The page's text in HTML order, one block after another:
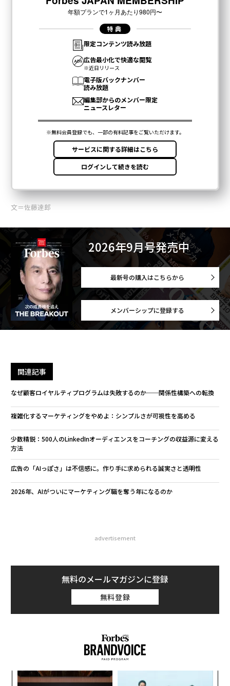
文＝佐藤達郎
2026年9月号発売中
最新号の購入はこちらから
メンバーシップに登録する
関連記事
なぜ顧客ロイヤルティプログラムは失敗するのか──関係性構築への転換
複雑化するマーケティングをやめよ：シンプルさが可視性を高める
少数精鋭：500人のLinkedInオーディエンスをコーチングの収益源に変える
方法
広告の「AIっぽさ」は不信感に。作り手に求められる誠実さと透明性
2026年、AIがついにマーケティング職を奪う年になるのか
advertisement
無料のメールマガジンに登録
無料登録